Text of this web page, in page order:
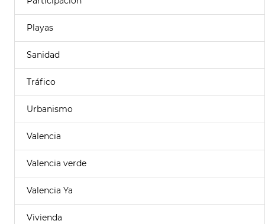
Playas
Sanidad
Tráfico
Urbanismo
Valencia
Valencia verde
Valencia Ya
Vivienda